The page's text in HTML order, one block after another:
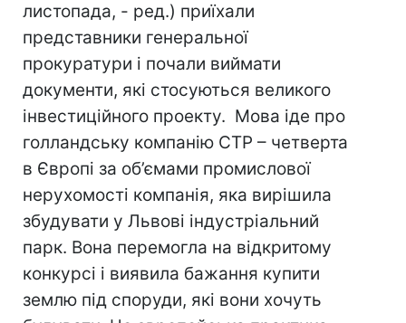
листопада, - ред.) приїхали
представники генеральної
прокуратури і почали виймати
документи, які стосуються великого
інвестиційного проекту. Мова іде про
голландську компанію СТР – четверта
в Європі за об’ємами промислової
нерухомості компанія, яка вирішила
збудувати у Львові індустріальний
парк. Вона перемогла на відкритому
конкурсі і виявила бажання купити
землю під споруди, які вони хочуть